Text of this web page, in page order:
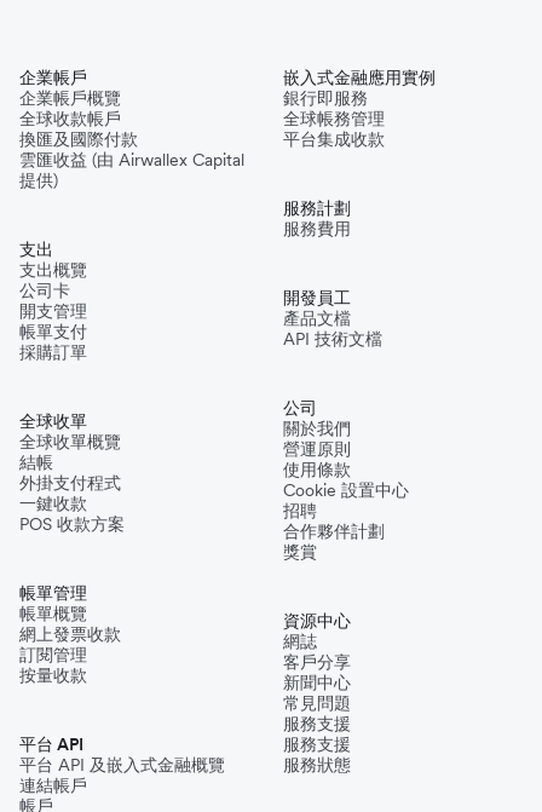
企業帳戶
企業帳戶概覽
全球收款帳戶
換匯及國際付款
雲匯收益 (由 Airwallex Capital
提供)
支出
支出概覽
公司卡
開支管理
帳單支付
採購訂單
全球收單
全球收單概覽
結帳
外掛支付程式
一鍵收款
POS 收款方案
帳單管理
帳單概覽
網上發票收款
訂閱管理
按量收款
平台 API
平台 API 及嵌入式金融概覽
連結帳戶
帳戶
嵌入式金融應用實例
銀行即服務
全球帳務管理
平台集成收款
服務計劃
服務費用
開發員工
產品文檔
API 技術文檔
公司
關於我們
營運原則
使用條款
Cookie 設置中心
招聘
合作夥伴計劃
獎賞
資源中心
網誌
客戶分享
新聞中心
常見問題
服務支援
服務支援
服務狀態